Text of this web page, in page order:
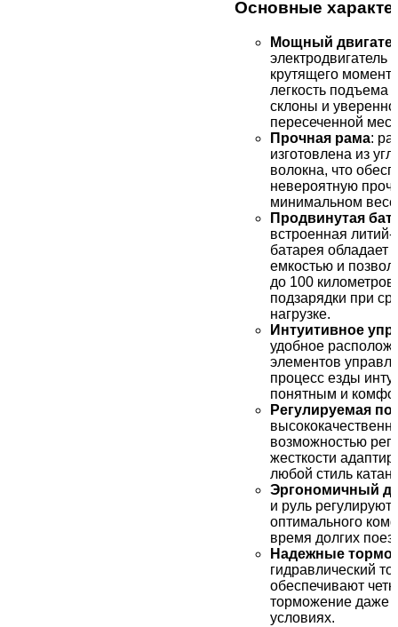
Основные
Мощный
электродвигатель
крутящего
легкость подъема
склоны и
пересеченной
Прочная рама:
изготовлена из
волокна, что
невероятную
минимальном
Продвинутая
встроенная
батарея обладает
емкостью и
до 100 километров
подзарядки при
нагрузке.
Интуитивное
удобное
элементов
процесс езды
понятным и
Регулируемая
возможностью
жесткости
любой стиль
Эргономичный
и руль
оптимального
время долгих
Надежные
гидравлический
обеспечивают
торможение даже
условиях.